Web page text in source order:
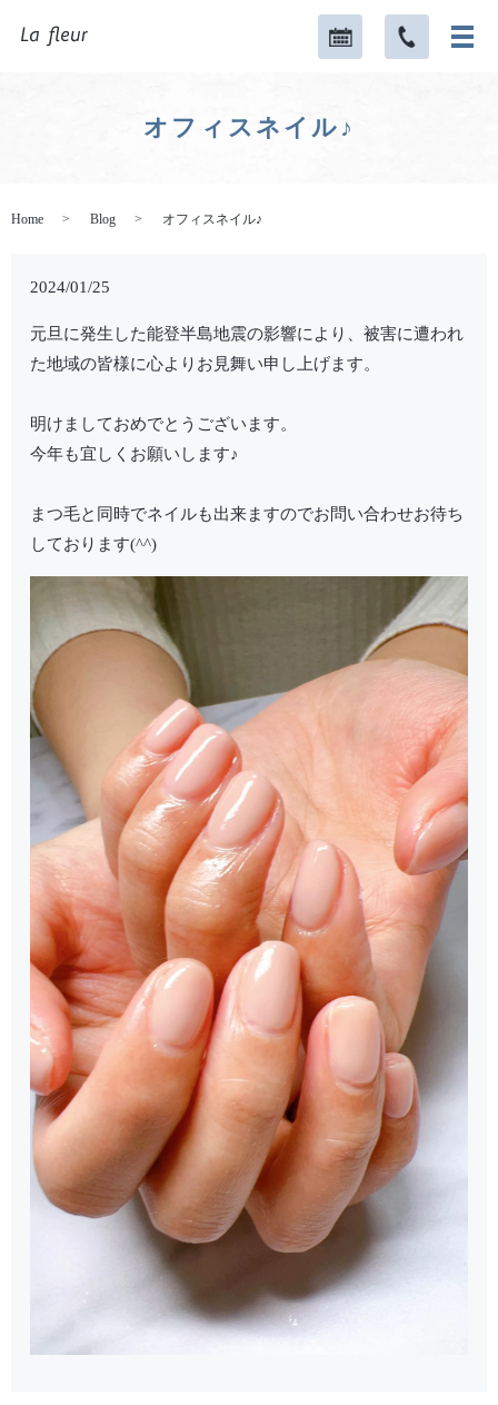
オフィスネイル♪
Home Blog オフィスネイル♪
2024/01/25
元旦に発生した能登半島地震の影響により、被害に遭われ
た地域の皆様に心よりお見舞い申し上げます。
明けましておめでとうございます。
今年も宜しくお願いします♪
まつ毛と同時でネイルも出来ますのでお問い合わせお待ち
しております(^^)